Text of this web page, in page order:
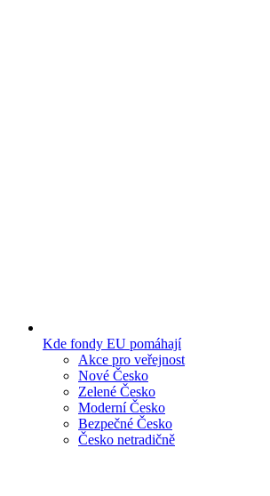
Kde fondy EU pomáhají
Akce pro veřejnost
Nové Česko
Zelené Česko
Moderní Česko
Bezpečné Česko
Česko netradičně